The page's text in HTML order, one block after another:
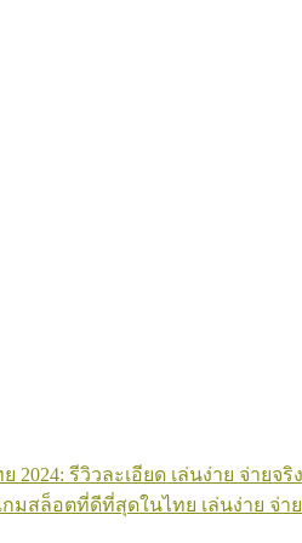
2024: รีวิวละเอียด เล่นง่าย จ่ายจริ